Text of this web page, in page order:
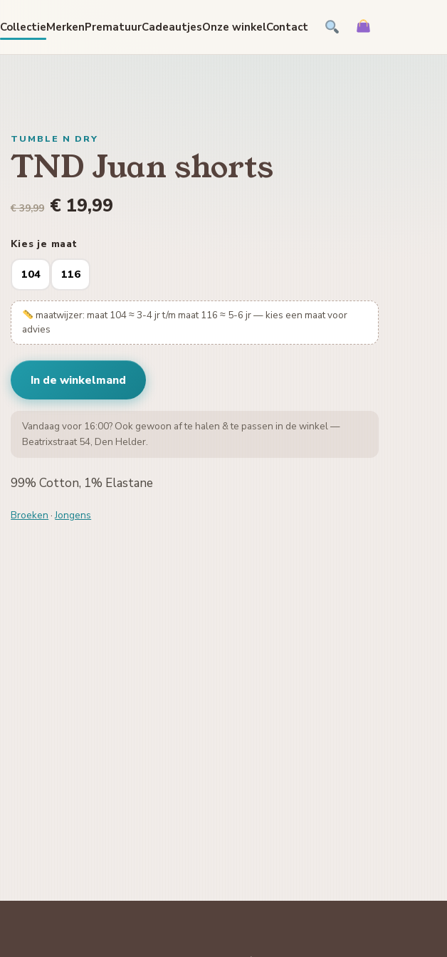
CollectieMerkenPrematuurCadeautjesOnze winkelContact
TUMBLE N DRY
TND Juan shorts
€ 39,99 € 19,99
Kies je maat
104 116
maatwijzer: maat 104 ≈ 3-4 jr t/m maat 116 ≈ 5-6 jr — kies een maat voor
advies
In de winkelmand
Vandaag voor 16:00? Ook gewoon af te halen & te passen in de winkel —
Beatrixstraat 54, Den Helder.
99% Cotton, 1% Elastane
Broeken ·Jongens